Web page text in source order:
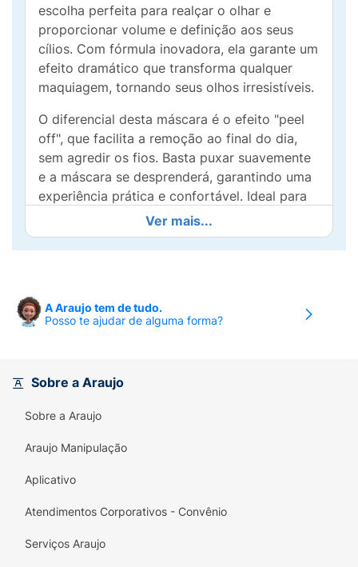
escolha perfeita para realçar o olhar e
proporcionar volume e definição aos seus
cílios. Com fórmula inovadora, ela garante um
efeito dramático que transforma qualquer
maquiagem, tornando seus olhos irresistíveis.
O diferencial desta máscara é o efeito "peel
off", que facilita a remoção ao final do dia,
sem agredir os fios. Basta puxar suavemente
e a máscara se desprenderá, garantindo uma
experiência prática e confortável. Ideal para
quem busca um acabamento perfeito e uma
remoção simples.
looks incríveis. Dê ao seu olhar a intensidade
que ele merece com a qualidade e estilo que
Ver mais...
A Araujo tem de tudo.
Posso te ajudar de alguma forma?
Sobre a Araujo
Sobre a Araujo
Araujo Manipulação
Aplicativo
Atendimentos Corporativos - Convênio
Serviços Araujo